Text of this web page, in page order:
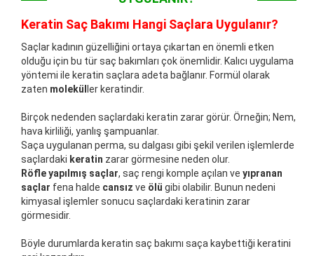
Keratin Saç Bakımı Hangi Saçlara Uygulanır?
Saçlar kadının güzelliğini ortaya çıkartan en önemli etken
olduğu için bu tür saç bakımları çok önemlidir. Kalıcı uygulama
yöntemi ile keratin saçlara adeta bağlanır. Formül olarak
zaten molekül ler keratindir.
Birçok nedenden saçlardaki keratin zarar görür. Örneğin; Nem,
hava kirliliği, yanlış şampuanlar.
Saça uygulanan perma, su dalgası gibi şekil verilen işlemlerde
saçlardaki keratin zarar görmesine neden olur.
Röfle yapılmış saçlar, saç rengi komple açılan ve yıpranan
saçlar fena halde cansız ve ölü gibi olabilir. Bunun nedeni
kimyasal işlemler sonucu saçlardaki keratinin zarar
görmesidir.
Böyle durumlarda keratin saç bakımı saça kaybettiği keratini